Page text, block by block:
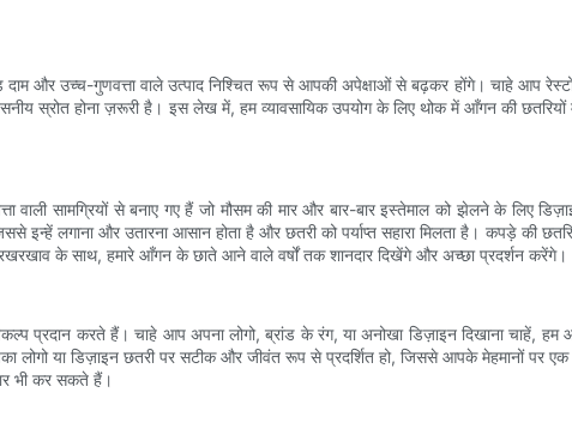
और उच्च-गुणवत्ता वाले उत्पाद निश्चित रूप से आपकी अपेक्षाओं से बढ़कर होंगे। चाहे आप
स्रोत होना ज़रूरी है। इस लेख में, हम व्यावसायिक उपयोग के लिए थोक में आँगन की
सामग्रियों से बनाए गए हैं जो मौसम की मार और बार-बार इस्तेमाल को झेलने के लिए
लगाना और उतारना आसान होता है और छतरी को पर्याप्त सहारा मिलता है। कपड़े की
के साथ, हमारे आँगन के छाते आने वाले वर्षों तक शानदार दिखेंगे और अच्छा प्रदर्शन करेंगे।
प्रदान करते हैं। चाहे आप अपना लोगो, ब्रांड के रंग, या अनोखा डिज़ाइन दिखाना चाहें,
या डिज़ाइन छतरी पर सटीक और जीवंत रूप से प्रदर्शित हो, जिससे आपके मेहमानों पर
भी कर सकते हैं।